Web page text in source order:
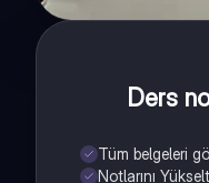
Ders
Tüm belgeleri
Notlarını Yükselt